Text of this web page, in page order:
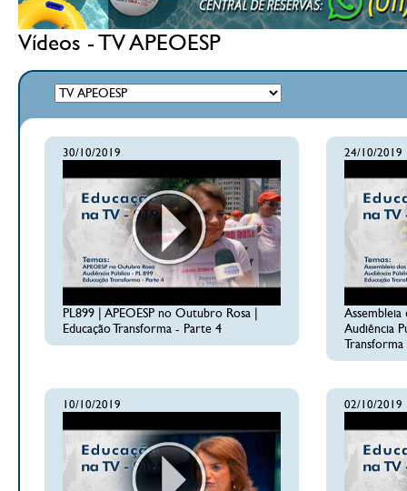
Vídeos - TV APEOESP
30/10/2019
PL899 | APEOESP no Outubro Rosa |
Educação Transforma - Parte 4
24/10/2019
Audiência
10/10/2019 02/10/2019